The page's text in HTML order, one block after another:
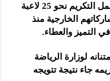
و تقديراً لجهودهم واحتفاءً بإنجازاتهم، شمل التكريم نحو 25 لاعبة
الخارجية منذ
التميز والعطاء.
لوزارة الرياضة
جاء نتيجة تتويجه